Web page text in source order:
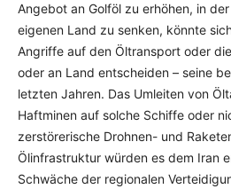
Angebot an Golföl zu erhöhen, in
eigenen Land zu senken, könnte
Angriffe auf den Öltransport oder
oder an Land entscheiden – seine
letzten Jahren. Das Umleiten von
Haftminen auf solche Schiffe oder
zerstörerische Drohnen- und
Ölinfrastruktur würden es dem Iran
Schwäche der regionalen